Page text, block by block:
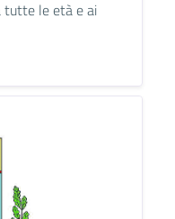
tutte le età e ai